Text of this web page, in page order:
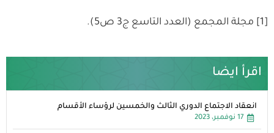
[1] مجلة المجمع (العدد التاسع ج3 ص5).
اقرأ ايضا
انعقاد الاجتماع الدوري الثالث والخمسين لرؤساء الأقسام
17 نوفمبر، 2023